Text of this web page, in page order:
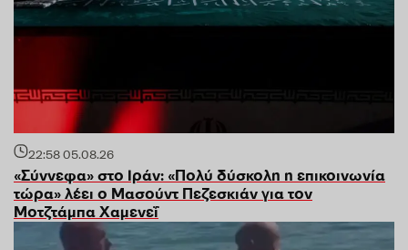
22:5805.08.26
«Σύννεφα» στο Ιράν: «Πολύ δύσκολη η επικοινωνία
τώρα» λέει ο Μασούντ Πεζεσκιάν για τον
Μοτζτάμπα Χαμενεΐ